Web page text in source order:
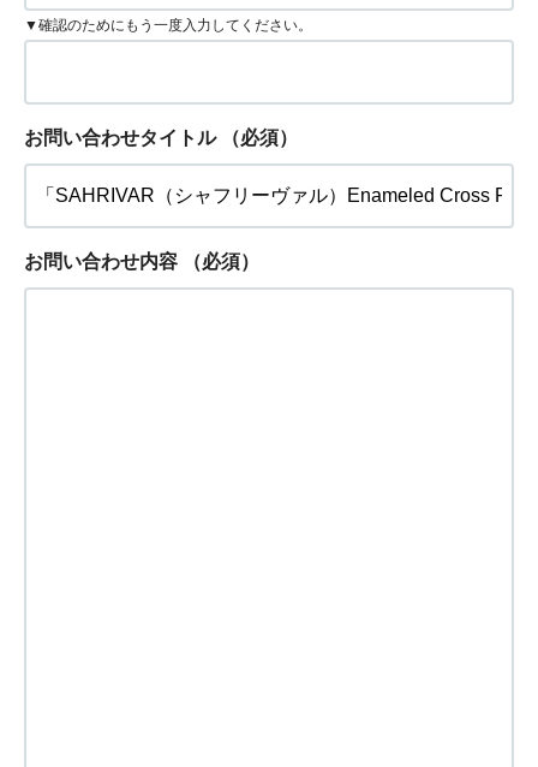
▼確認のためにもう一度入力してください。
お問い合わせタイトル （必須）
お問い合わせ内容 （必須）